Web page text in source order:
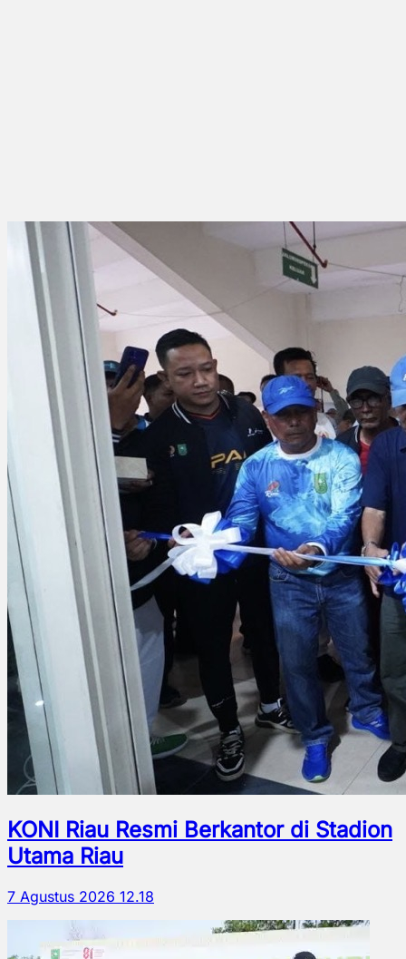
KONI Riau Resmi Berkantor di Stadion
Utama Riau
7 Agustus 2026 12.18